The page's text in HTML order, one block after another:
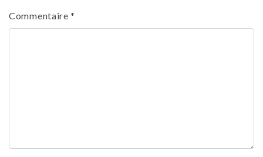
Commentaire*